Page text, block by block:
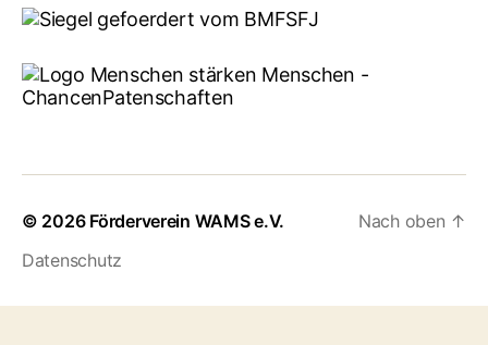
© 2026 Förderverein WAMS e.V.
Datenschutz
Nach oben ↑